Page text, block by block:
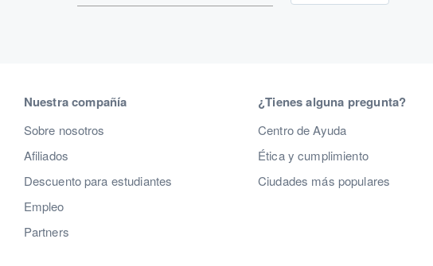
Nuestra compañía
Sobre nosotros
Afiliados
Descuento para estudiantes
Empleo
Partners
¿Tienes alguna pregunta?
Centro de Ayuda
Ética y cumplimiento
Ciudades más populares